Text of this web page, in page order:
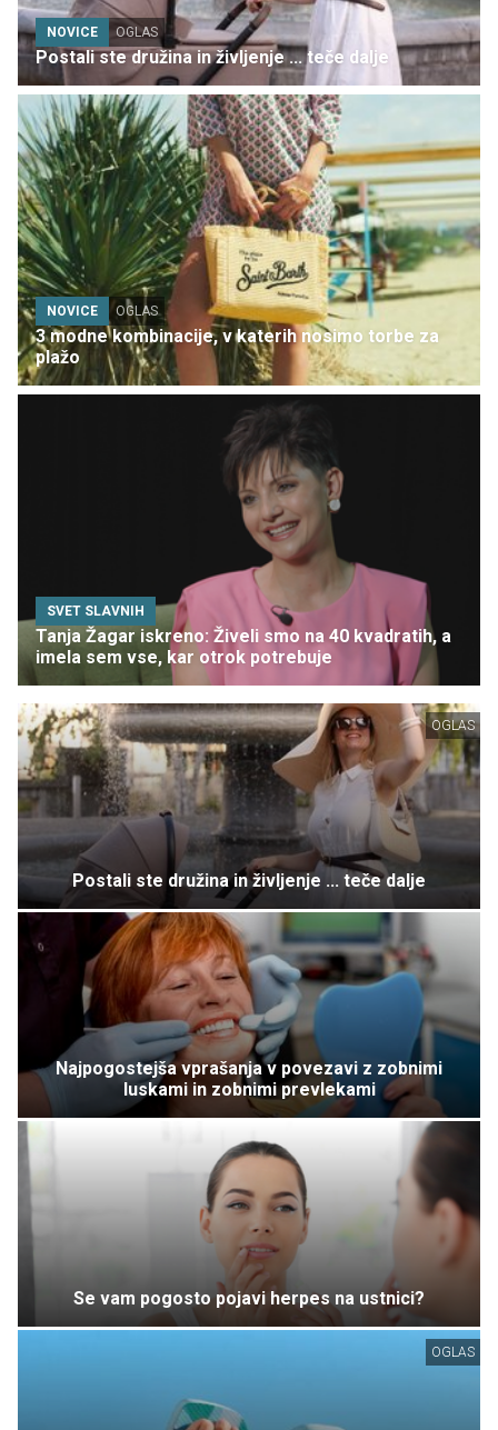
NOVICE OGLAS
Postali ste družina in življenje ... teče dalje
NOVICE OGLAS
3 modne kombinacije, v katerih nosimo torbe za
plažo
SVET SLAVNIH
Tanja Žagar iskreno: Živeli smo na 40 kvadratih, a
imela sem vse, kar otrok potrebuje
OGLAS
Postali ste družina in življenje ... teče dalje
Najpogostejša vprašanja v povezavi z zobnimi
luskami in zobnimi prevlekami
Se vam pogosto pojavi herpes na ustnici?
OGLAS